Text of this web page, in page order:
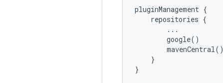
pluginManagement {
    repositories {
        ...
        google()
        mavenCentral()
    }
}